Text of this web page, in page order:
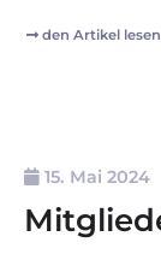
den Artikel lesen
15. Mai 2024